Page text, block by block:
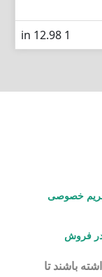
1 in 12.98
خصوصی
در فروش
سال سن داشته باشند تا